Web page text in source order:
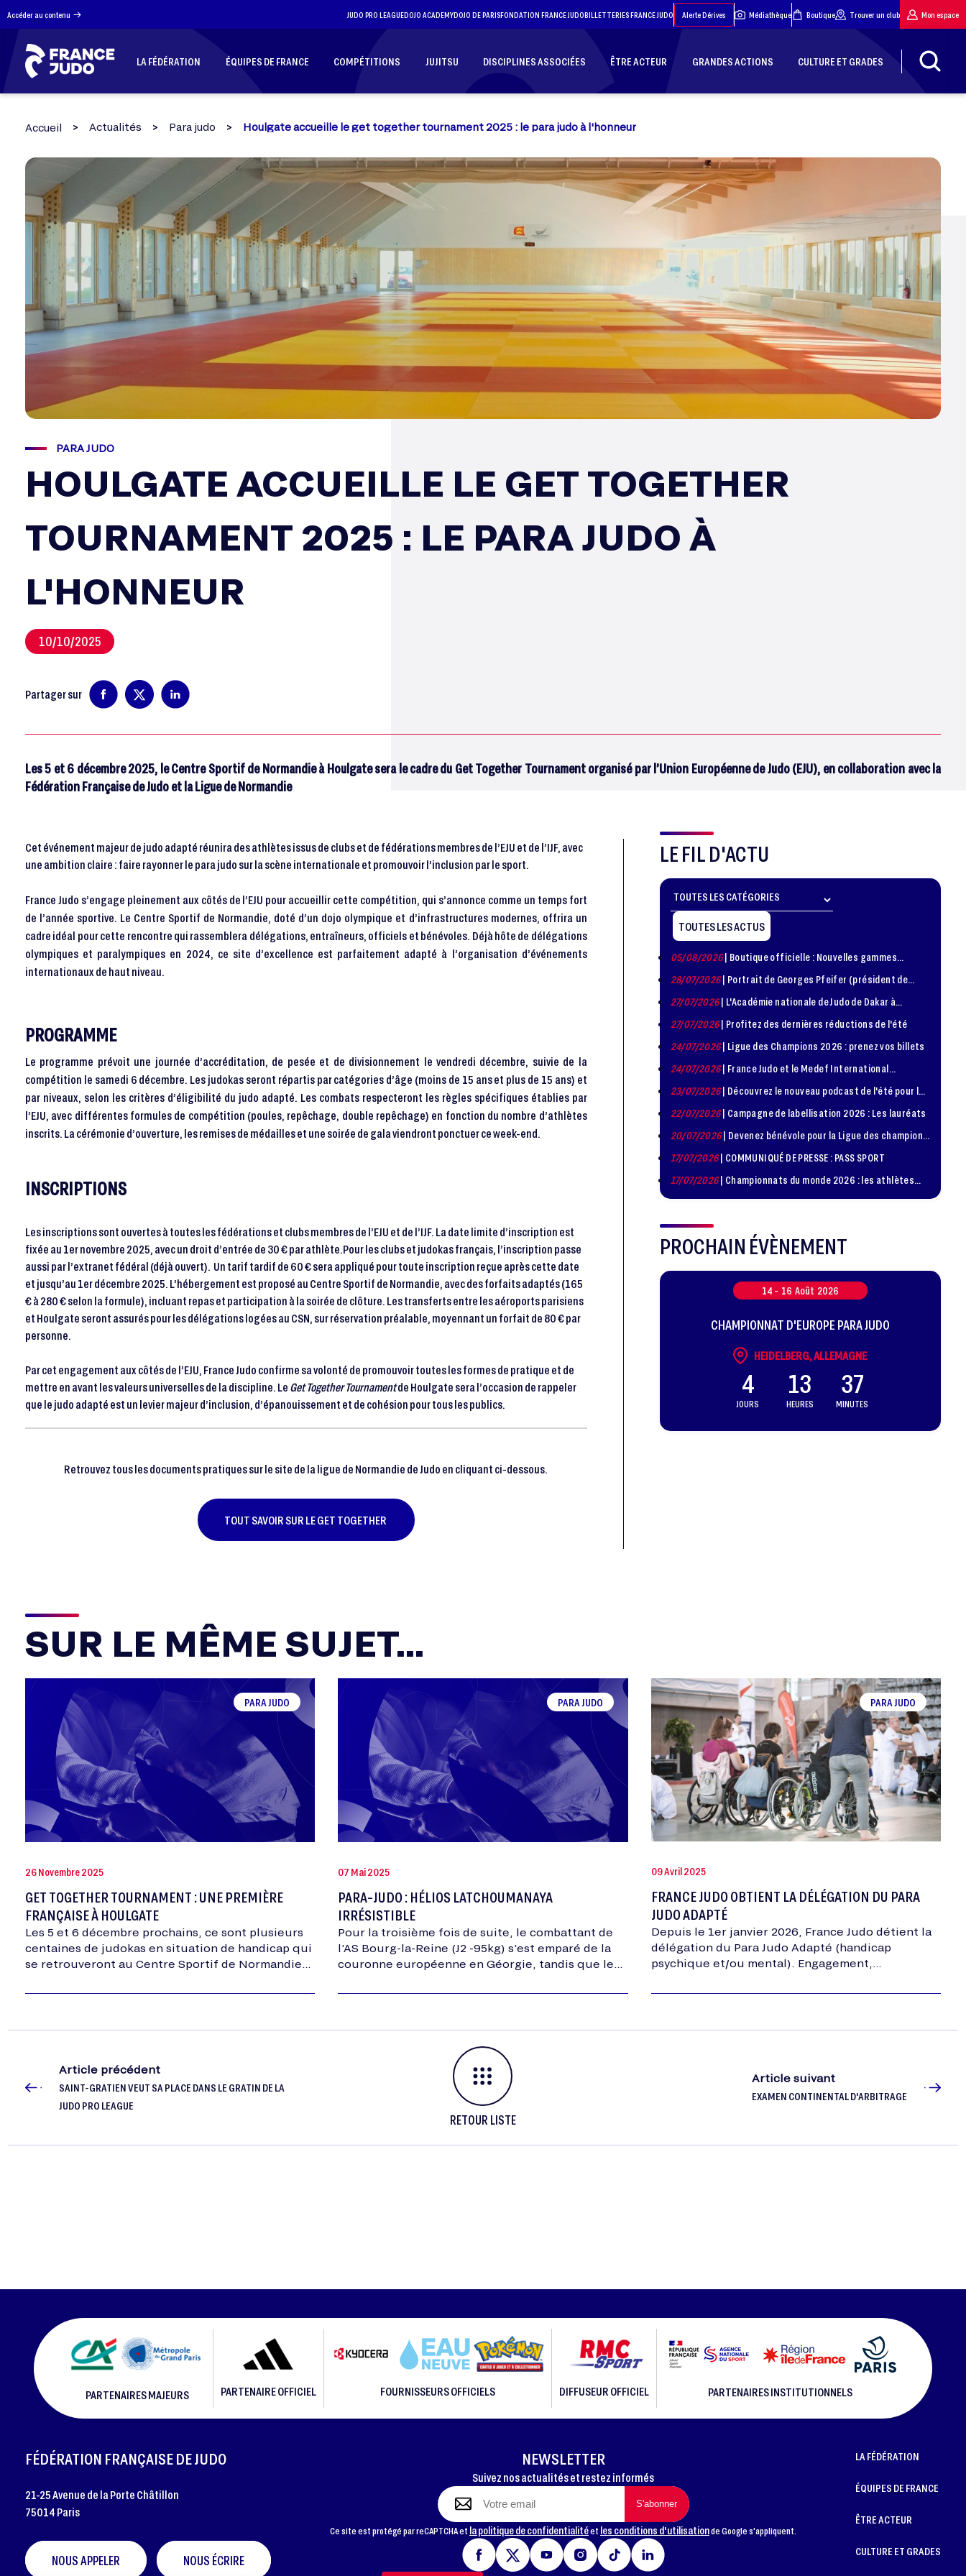
Accéder au contenu JUDO PRO LEAGUEDOJO ACADEMYDOJO DE PARISFONDATION FRANCE JUDOBILLETTERIES FRANCE JUDO Alerte Dérives Médiathèque Boutique Trouver un club Mon espace
LA FÉDÉRATION ÉQUIPES DE FRANCE COMPÉTITIONS JUJITSU DISCIPLINES ASSOCIÉES ÊTRE ACTEUR GRANDES ACTIONS CULTURE ET GRADES
Accueil Actualités Para judo Houlgate accueille le get together tournament 2025 : le para judo à l'honneur
PARA JUDO
HOULGATE ACCUEILLE LE GET TOGETHER
TOURNAMENT 2025 : LE PARA JUDO À
L'HONNEUR
10/10/2025
Partager sur
Les 5 et 6 décembre 2025, le Centre Sportif de Normandie à Houlgate sera le cadre du Get Together Tournament organisé par l’Union Européenne de Judo (EJU), en collaboration avec la
Fédération Française de Judo et la Ligue de Normandie
Cet événement majeur de judo adapté réunira des athlètes issus de clubs et de fédérations membres de l’EJU et de l’IJF, avec
une ambition claire : faire rayonner le para judo sur la scène internationale et promouvoir l’inclusion par le sport.
France Judo s’engage pleinement aux côtés de l’EJU pour accueillir cette compétition, qui s’annonce comme un temps fort
de l’année sportive. Le Centre Sportif de Normandie, doté d’un dojo olympique et d’infrastructures modernes, offrira un
cadre idéal pour cette rencontre qui rassemblera délégations, entraîneurs, officiels et bénévoles. Déjà hôte de délégations
olympiques et paralympiques en 2024, ce site d’excellence est parfaitement adapté à l’organisation d’événements
internationaux de haut niveau.
PROGRAMME
Le programme prévoit une journée d’accréditation, de pesée et de divisionnement le vendredi décembre, suivie de la
compétition le samedi 6 décembre. Les judokas seront répartis par catégories d’âge (moins de 15 ans et plus de 15 ans) et
par niveaux, selon les critères d’éligibilité du judo adapté. Les combats respecteront les règles spécifiques établies par
l’EJU, avec différentes formules de compétition (poules, repêchage, double repêchage) en fonction du nombre d’athlètes
inscrits. La cérémonie d’ouverture, les remises de médailles et une soirée de gala viendront ponctuer ce week-end.
INSCRIPTIONS
Les inscriptions sont ouvertes à toutes les fédérations et clubs membres de l’EJU et de l’IJF. La date limite d’inscription est
fixée au 1er novembre 2025, avec un droit d’entrée de 30 € par athlète.Pour les clubs et judokas français, l’inscription passe
aussi par l’extranet fédéral (déjà ouvert). Un tarif tardif de 60 € sera appliqué pour toute inscription reçue après cette date
et jusqu’au 1er décembre 2025. L’hébergement est proposé au Centre Sportif de Normandie, avec des forfaits adaptés (165
€ à 280 € selon la formule), incluant repas et participation à la soirée de clôture. Les transferts entre les aéroports parisiens
et Houlgate seront assurés pour les délégations logées au CSN, sur réservation préalable, moyennant un forfait de 80 € par
personne.
Par cet engagement aux côtés de l’EJU, France Judo confirme sa volonté de promouvoir toutes les formes de pratique et de
mettre en avant les valeurs universelles de la discipline. Le Get Together Tournamentde Houlgate sera l’occasion de rappeler
que le judo adapté est un levier majeur d’inclusion, d’épanouissement et de cohésion pour tous les publics.
Retrouvez tous les documents pratiques sur le site de la ligue de Normandie de Judo en cliquant ci-dessous.
TOUT SAVOIR SUR LE GET TOGETHER
LE FIL D'ACTU
TOUTES LES ACTUS
05/08/2026| Boutique officielle : Nouvelles gammes
disponible !
28/07/2026| Portrait de Georges Pfeifer (président de
1981 – 1986)
27/07/2026| L'Académie nationale de Judo de Dakar à
l'honneur
27/07/2026| Profitez des dernières réductions de l'été
24/07/2026| Ligue des Champions 2026 : prenez vos billets
24/07/2026| France Judo et le Medef International
organisent la troisième édition de la Journée de la
23/07/2026| Découvrez le nouveau podcast de l'été pour les
jeunes judokas
22/07/2026| Campagne de labellisation 2026 : Les lauréats
20/07/2026| Devenez bénévole pour la Ligue des champions
de judo à Paris le 24 octobre !
17/07/2026| COMMUNIQUÉ DE PRESSE : PASS SPORT
17/07/2026| Championnats du monde 2026 : les athlètes
sélectionnés
PROCHAIN ÉVÈNEMENT
14 - 16 Août 2026
CHAMPIONNAT D'EUROPE PARA JUDO
HEIDELBERG, ALLEMAGNE
4
JOURS
13
HEURES
37
MINUTES
SUR LE MÊME SUJET...
PARA JUDO
26 Novembre 2025
GET TOGETHER TOURNAMENT : UNE PREMIÈRE
FRANÇAISE À HOULGATE
Les 5 et 6 décembre prochains, ce sont plusieurs
centaines de judokas en situation de handicap qui
se retrouveront au Centre Sportif de Normandie
européen…
PARA JUDO
07 Mai 2025
PARA-JUDO : HÉLIOS LATCHOUMANAYA
IRRÉSISTIBLE
Pour la troisième fois de suite, le combattant de
l’AS Bourg-la-Reine (J2 -95kg) s’est emparé de la
couronne européenne en Géorgie, tandis que les
PARA JUDO
09 Avril 2025
FRANCE JUDO OBTIENT LA DÉLÉGATION DU PARA
JUDO ADAPTÉ
Depuis le 1er janvier 2026, France Judo détient la
délégation du Para Judo Adapté (handicap
psychique et/ou mental). Engagement,
Article précédent
SAINT-GRATIEN VEUT SA PLACE DANS LE GRATIN DE LA
JUDO PRO LEAGUE
RETOUR LISTE
Article suivant
EXAMEN CONTINENTAL D'ARBITRAGE
PARTENAIRES MAJEURS PARTENAIRE OFFICIEL FOURNISSEURS OFFICIELS DIFFUSEUR OFFICIEL PARTENAIRES INSTITUTIONNELS
FOOTER
FÉDÉRATION FRANÇAISE DE JUDO
21-25 Avenue de la Porte Châtillon
75014 Paris
NOUS APPELER NOUS ÉCRIRE
NEWSLETTER
Suivez nos actualités et restez informés
Ce site est protégé par reCAPTCHA et la politique de confidentialitéet les conditions d'utilisationde Google s'appliquent.
LA FÉDÉRATION
ÉQUIPES DE FRANCE
ÊTRE ACTEUR
CULTURE ET GRADES
Panneau de gestion des cookies